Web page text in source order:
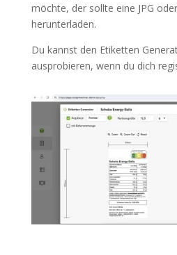
möchte, der sollte eine JPG
herunterladen.
Du kannst den Etiketten
ausprobieren, wenn du dich